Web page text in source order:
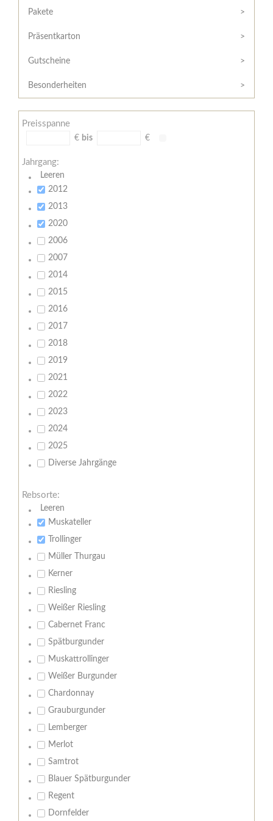
/
Widerrufsformular
AGB
und
Zahlungsbedingungen
Meine
Bestellung
Pakete
Präsentkarton
Gutscheine
Besonderheiten
Preisspanne
€ bis €
Jahrgang:
Leeren
2012
2013
2020
2006
2007
2014
2015
2016
2017
2018
2019
2021
2022
2023
2024
2025
Diverse Jahrgänge
Rebsorte:
Leeren
Muskateller
Trollinger
Müller Thurgau
Kerner
Riesling
Weißer Riesling
Cabernet Franc
Spätburgunder
Muskattrollinger
Weißer Burgunder
Chardonnay
Grauburgunder
Lemberger
Merlot
Samtrot
Blauer Spätburgunder
Regent
Dornfelder